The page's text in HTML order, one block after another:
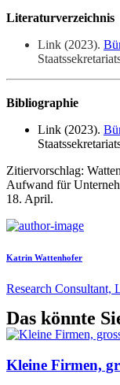
Literaturverzeichnis
Link (2023).
Bibliographie
Link (2023).
Zitiervorschlag:
Aufwand für
18. April.
Katrin Wattenhofer
Research
Das könnte
Kleine Firmen,